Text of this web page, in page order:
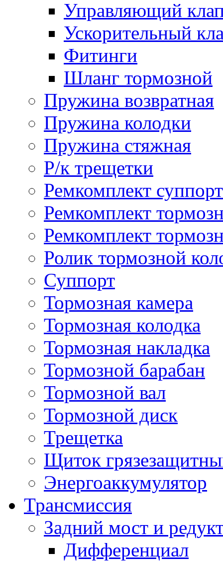
Управляющий
Ускорительный
Фитинги
Шланг тормозной
Пружина возвратная
Пружина колодки
Пружина стяжная
Р/к трещетки
Ремкомплект
Ремкомплект
Ремкомплект
Ролик тормозной
Суппорт
Тормозная камера
Тормозная колодка
Тормозная накладка
Тормозной барабан
Тормозной вал
Тормозной диск
Трещетка
Щиток
Энергоаккумулятор
Трансмиссия
Задний мост и
Дифференциал